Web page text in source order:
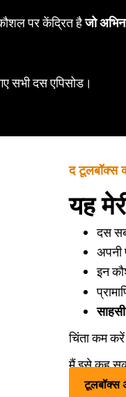
पर केंद्रित हैजो
सभी दस एपिसोड।
द टूलबॉक्स
यह
दस
अपनी
इन
चिंता कम
मैं इसे कह
टूलबॉक्स